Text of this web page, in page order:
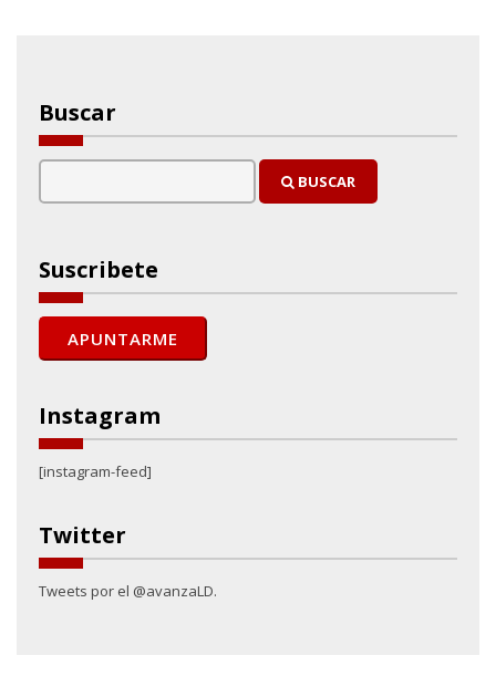
Buscar
BUSCAR
Suscribete
Instagram
[instagram-feed]
Twitter
Tweets por el @avanzaLD.